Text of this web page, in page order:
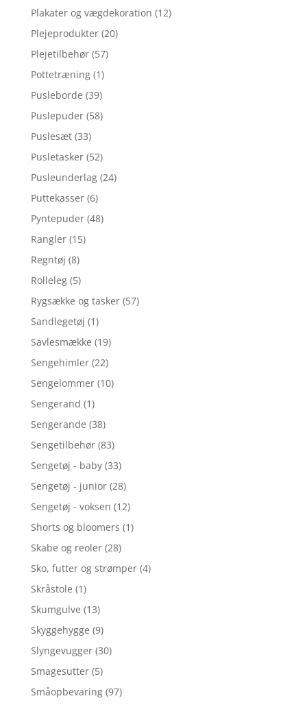
Plakater og vægdekoration (12)
Plejeprodukter (20)
Plejetilbehør (57)
Pottetræning (1)
Pusleborde (39)
Puslepuder (58)
Puslesæt (33)
Pusletasker (52)
Pusleunderlag (24)
Puttekasser (6)
Pyntepuder (48)
Rangler (15)
Regntøj (8)
Rolleleg (5)
Rygsække og tasker (57)
Sandlegetøj (1)
Savlesmække (19)
Sengehimler (22)
Sengelommer (10)
Sengerand (1)
Sengerande (38)
Sengetilbehør (83)
Sengetøj - baby (33)
Sengetøj - junior (28)
Sengetøj - voksen (12)
Shorts og bloomers (1)
Skabe og reoler (28)
Sko, futter og strømper (4)
Skråstole (1)
Skumgulve (13)
Skyggehygge (9)
Slyngevugger (30)
Smagesutter (5)
Småopbevaring (97)